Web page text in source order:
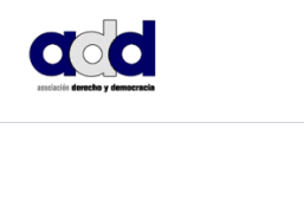
contenido